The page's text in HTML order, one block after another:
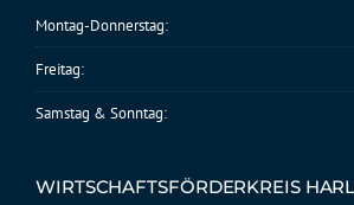
Montag-Donnerstag:
Freitag:
Samstag & Sonntag:
WIRTSCHAFTSFÖRDERKREIS